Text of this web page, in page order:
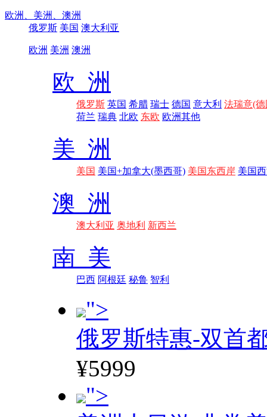
欧洲、 美洲、 澳洲
俄罗斯 美国 澳大利亚
欧洲 美洲 澳洲
欧 洲
俄罗斯 英国 希腊 瑞士 德国 意大利 法瑞意(德
荷兰 瑞典 北欧 东欧 欧洲其他
美 洲
美国 美国+加拿大(墨西哥) 美国东西岸 美国
澳 洲
澳大利亚 奥地利 新西兰
南 美
巴西 阿根廷 秘鲁 智利
">
俄罗斯特惠-双首
¥5999
">